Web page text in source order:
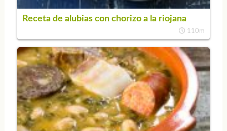
Receta de alubias con chorizo a la riojana
110m